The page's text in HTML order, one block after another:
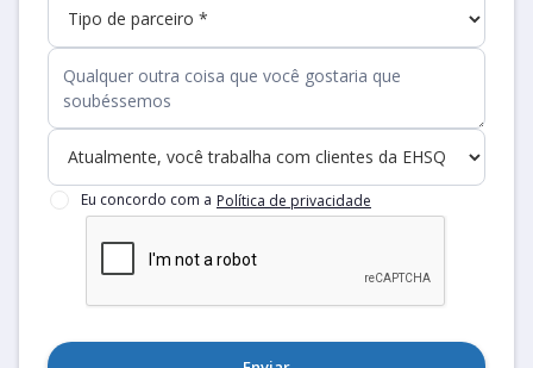
Eu concordo com a Política de privacidade